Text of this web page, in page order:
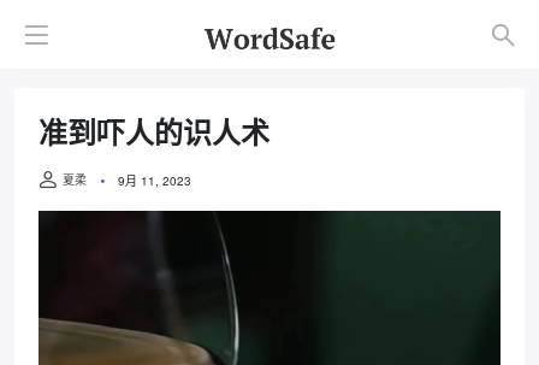
准到吓人的识人术
夏柔 9月 11, 2023